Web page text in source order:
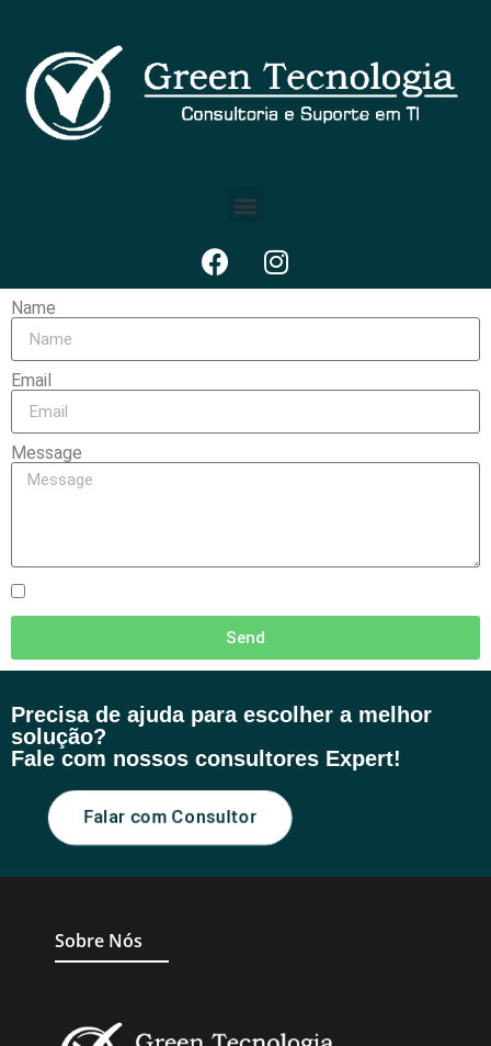
Name
Email
Message
Send
Precisa de ajuda para escolher a melhor
solução?
Fale com nossos consultores Expert!
Falar com Consultor
Sobre Nós